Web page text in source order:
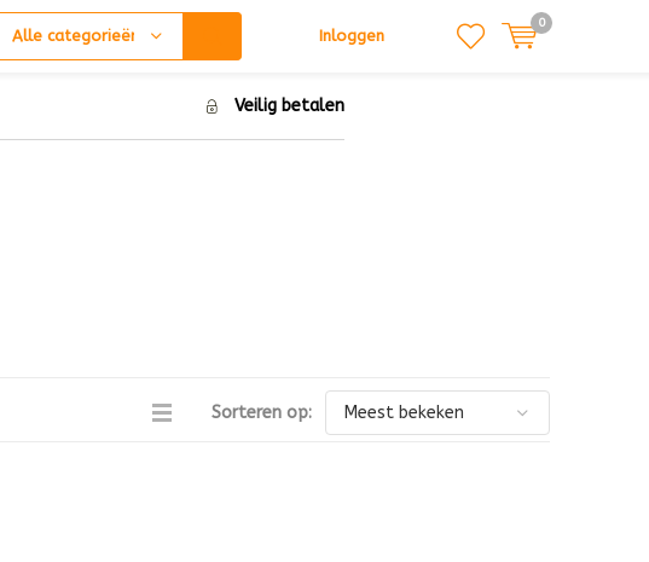
Alle categorieën Inloggen
0
Veilig betalen
Sorteren op: